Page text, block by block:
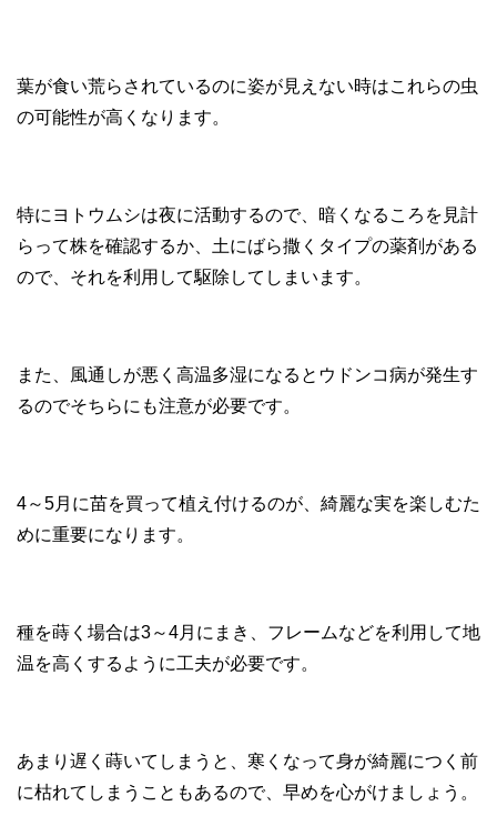
葉が食い荒らされているのに姿が見えない時はこれらの虫
の可能性が高くなります。
特にヨトウムシは夜に活動するので、暗くなるころを見計
らって株を確認するか、土にばら撒くタイプの薬剤がある
ので、それを利用して駆除してしまいます。
また、風通しが悪く高温多湿になるとウドンコ病が発生す
るのでそちらにも注意が必要です。
4～5月に苗を買って植え付けるのが、綺麗な実を楽しむた
めに重要になります。
種を蒔く場合は3～4月にまき、フレームなどを利用して地
温を高くするように工夫が必要です。
あまり遅く蒔いてしまうと、寒くなって身が綺麗につく前
に枯れてしまうこともあるので、早めを心がけましょう。